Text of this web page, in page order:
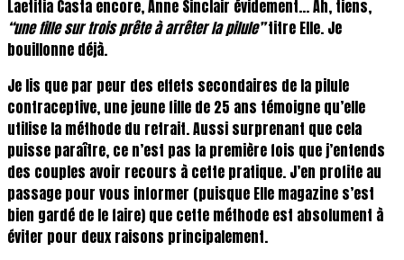
Laetitia Casta encore, Anne Sinclair évidement… Ah, tiens,
“une fille sur trois prête à arrêter la pilule”titre Elle. Je
bouillonne déjà.
Je lis que par peur des effets secondaires de la pilule
contraceptive, une jeune fille de 25 ans témoigne qu’elle
utilise la méthode du retrait. Aussi surprenant que cela
puisse paraître, ce n’est pas la première fois que j’entends
des couples avoir recours à cette pratique. J’en profite au
passage pour vous informer (puisque Elle magazine s’est
bien gardé de le faire) que cette méthode est absolument à
éviter pour deux raisons principalement.